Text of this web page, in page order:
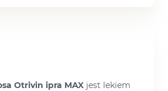
Otrivin ipra MAX jest lekiem